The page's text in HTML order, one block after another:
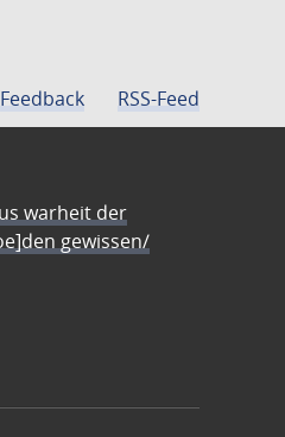
Feedback RSS-Feed
warheit der
gewissen/